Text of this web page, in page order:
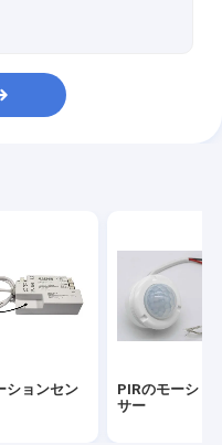
ションセン
PIRのモーショ
サー